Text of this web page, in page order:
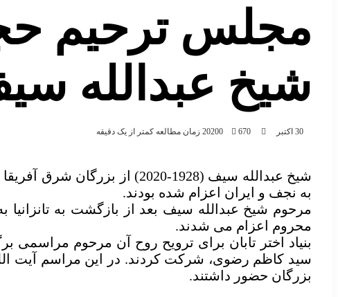
مجلس ترحیم
شیخ عبدالله
30 اکتبر 2020 0 670 زمان مطالعه کمتر از یک دقیقه
شیخ عبدالله سیف (1928-2020)
به نجف و ایران اعزام شده بودند.
مرحوم شیخ عبدالله سیف بعد از بازگشت به
محروم اعزام می شدند.
بنیاد اختر تابان برای ترویح روح آن مرحوم مراسمی
سید کاظم رضوی، شرکت کردند.‌ در این مراسم آیت الله
بزرگان حضور داشتند.